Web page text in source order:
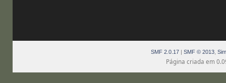
SMF 2.0.17 | SMF © 2013
Página criada em